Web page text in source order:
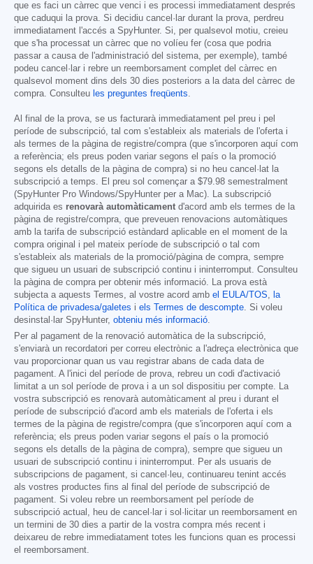
que es faci un càrrec que venci i es processi immediatament després
que caduqui la prova. Si decidiu cancel·lar durant la prova, perdreu
immediatament l'accés a SpyHunter. Si, per qualsevol motiu, creieu
que s'ha processat un càrrec que no volíeu fer (cosa que podria
passar a causa de l'administració del sistema, per exemple), també
podeu cancel·lar i rebre un reemborsament complet del càrrec en
qualsevol moment dins dels 30 dies posteriors a la data del càrrec de
compra. Consulteu les preguntes freqüents.
Al final de la prova, se us facturarà immediatament pel preu i pel
període de subscripció, tal com s'estableix als materials de l'oferta i
als termes de la pàgina de registre/compra (que s'incorporen aquí com
a referència; els preus poden variar segons el país o la promoció
segons els detalls de la pàgina de compra) si no heu cancel·lat la
subscripció a temps. El preu sol començar a $79.98 semestralment
(SpyHunter Pro Windows/SpyHunter per a Mac). La subscripció
adquirida es renovarà automàticament d'acord amb els termes de la
pàgina de registre/compra, que preveuen renovacions automàtiques
amb la tarifa de subscripció estàndard aplicable en el moment de la
compra original i pel mateix període de subscripció o tal com
s'estableix als materials de la promoció/pàgina de compra, sempre
que sigueu un usuari de subscripció continu i ininterromput. Consulteu
la pàgina de compra per obtenir més informació. La prova està
subjecta a aquests Termes, al vostre acord amb el EULA/TOS, la
Política de privadesa/galetes i els Termes de descompte. Si voleu
desinstal·lar SpyHunter, obteniu més informació.
Per al pagament de la renovació automàtica de la subscripció,
s'enviarà un recordatori per correu electrònic a l'adreça electrònica que
vau proporcionar quan us vau registrar abans de cada data de
pagament. A l'inici del període de prova, rebreu un codi d'activació
limitat a un sol període de prova i a un sol dispositiu per compte. La
vostra subscripció es renovarà automàticament al preu i durant el
període de subscripció d'acord amb els materials de l'oferta i els
termes de la pàgina de registre/compra (que s'incorporen aquí com a
referència; els preus poden variar segons el país o la promoció
segons els detalls de la pàgina de compra), sempre que sigueu un
usuari de subscripció continu i ininterromput. Per als usuaris de
subscripcions de pagament, si cancel·leu, continuareu tenint accés
als vostres productes fins al final del període de subscripció de
pagament. Si voleu rebre un reemborsament pel període de
subscripció actual, heu de cancel·lar i sol·licitar un reemborsament en
un termini de 30 dies a partir de la vostra compra més recent i
deixareu de rebre immediatament totes les funcions quan es processi
el reemborsament.